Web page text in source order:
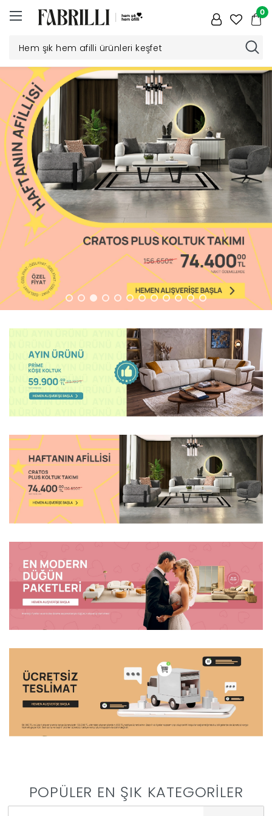
0
Düğün
Paketi
Yatak
Odası
Yemek
Odası
Tv
Ünitesi
Köşe
Mutfak
Takımları
Balkon
&
Bahçe
İyi
Uykular
Odası
Tamamlayıcı
POPÜLER EN ŞIK KATEGORİLER